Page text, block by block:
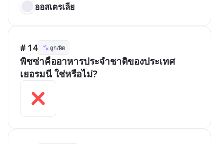
ออสเตรเลีย
# 14 ถูก/ผิด
พิซซ่าคืออาหารประจำชาติของประเทศ
เยอรมนี ใช่หรือไม่?